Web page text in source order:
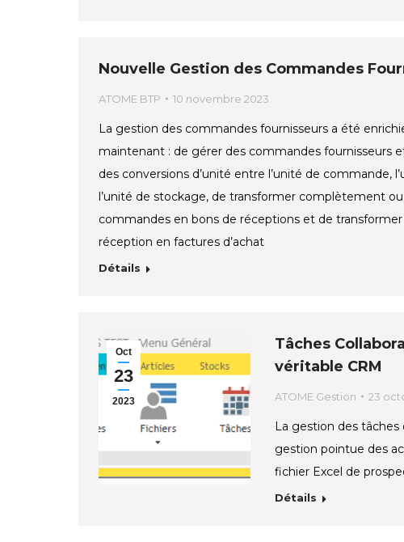
Nouvelle Gestion des Commandes
ATOME BTP 10 novembre 2023
La gestion des commandes fournisseurs a été
maintenant : de gérer des commandes fournisseurs
des conversions d’unité entre l’unité de commande,
l’unité de stockage, de transformer complètement
commandes en bons de réceptions et de
réception en factures d’achat
Détails
Oct
23
2023
Tâches
véritable CRM
ATOME Gestion 23
La gestion des
gestion pointue des
fichier Excel de
Détails